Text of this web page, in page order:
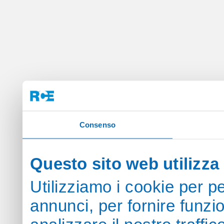
Consenso
Questo sito web utilizza
Utilizziamo i cookie per
annunci, per fornire